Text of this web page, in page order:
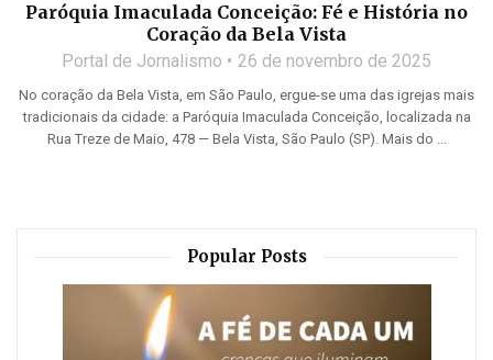
Paróquia Imaculada Conceição: Fé e História no
Coração da Bela Vista
Portal de Jornalismo 26 de novembro de 2025
No coração da Bela Vista, em São Paulo, ergue-se uma das igrejas mais
tradicionais da cidade: a Paróquia Imaculada Conceição, localizada na
Rua Treze de Maio, 478 — Bela Vista, São Paulo (SP). Mais do ...
Popular Posts